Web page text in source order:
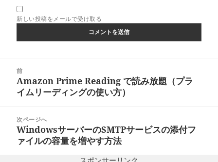
新しい投稿をメールで受け取る
前
前
の
稿:
Amazon Prime Reading で読み放題（プラ
イムリーディングの使い方）
次ページへ
次
の
WindowsサーバーのSMTPサービスの添付フ
ァイルの容量を増やす方法
スポンサーリンク